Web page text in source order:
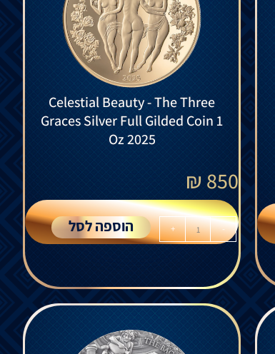
Celestial Beauty - The Three
Graces Silver Full Gilded Coin 1
Oz 2025
850
₪
-
+ הוספה לסל